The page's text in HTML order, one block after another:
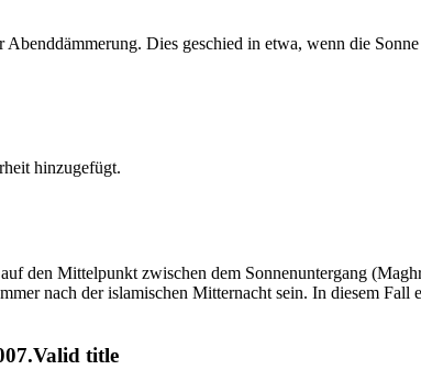
Dies geschied in etwa, wenn die
hinzugefügt.
den Mittelpunkt zwischen dem Sonnenuntergang
nach der islamischen Mitternacht sein. In diesem Fall
title